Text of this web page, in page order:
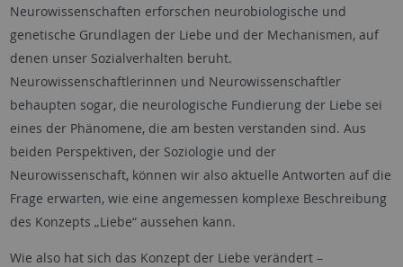
Neurowissenschaften erforschen neurobiologische und
genetische Grundlagen der Liebe und der Mechanismen, auf
denen unser Sozialverhalten beruht.
Neurowissenschaftlerinnen und Neurowissenschaftler
behaupten sogar, die neurologische Fundierung der Liebe sei
eines der Phänomene, die am besten verstanden sind. Aus
beiden Perspektiven, der Soziologie und der
Neurowissenschaft, können wir also aktuelle Antworten auf die
Frage erwarten, wie eine angemessen komplexe Beschreibung
des Konzepts „Liebe“ aussehen kann.
Wie also hat sich das Konzept der Liebe verändert –